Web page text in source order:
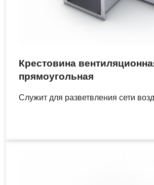
Крестовина
прямоугольная
Служит для разветвления сети